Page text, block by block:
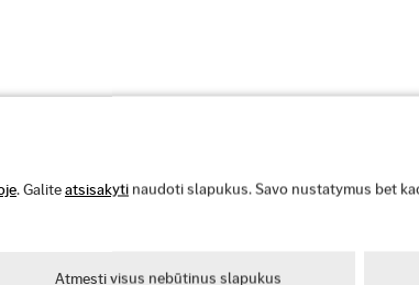
sutartį kitam Mercedes-Benz
. Galiteatsisakyti naudoti slapukus. Savo nustatymus bet
Atmesti visus nebūtinus slapukus